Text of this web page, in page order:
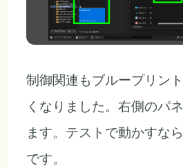
制御関連もブループリン
くなりました。右側のパ
ます。テストで動かすな
です。